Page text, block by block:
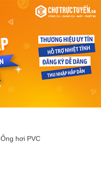
Ống hơi PVC